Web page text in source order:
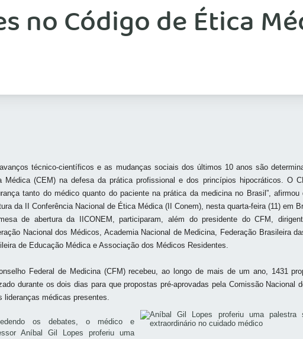
no Código de Ética
técnico-científicos e as mudanças sociais dos últimos 10 anos são
Médica (CEM) na defesa da prática profissional e dos princípios hipocráticos. O
tanto do médico quanto do paciente na prática da medicina no Brasil”, afirmou
da II Conferência Nacional de Ética Médica (II Conem), nesta quarta-feira (11) em
de abertura da IICONEM, participaram, além do presidente do CFM,
Nacional dos Médicos, Academia Nacional de Medicina, Federação Brasileira
de Educação Médica e Associação dos Médicos Residentes.
Federal de Medicina (CFM) recebeu, ao longo de mais de um ano, 1431
durante os dois dias para quepropostas pré-aprovadas pela Comissão Nacional
lideranças médicas presentes.
os debates, o médico e
Aníbal Gil Lopes proferiu uma